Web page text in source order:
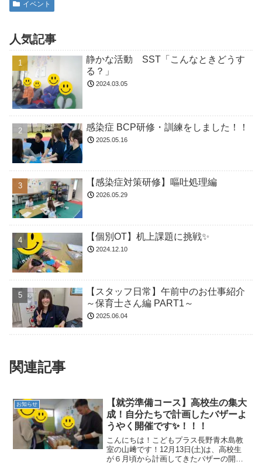
イベント
人気記事
静かな活動 SST「こんなときどうす
る？」
2024.03.05
感染症 BCP研修・訓練をしました！！
2025.05.16
【感染症対策研修】嘔吐処理編
2026.05.29
【個別OT】机上課題に挑戦✨
2024.12.10
【スタッフ日常】午前中のお仕事紹介
～保育士さん編 PART1～
2025.06.04
関連記事
お知らせ
【就労準備コース】高校生の集大
成！自分たちで計画したバザーよ
うやく開催です✨！！！
こんにちは！こどもプラス長野青木島教
室の山﨑です！12月13日(土)は、高校生
が６月頃から計画してきたバザーの開催